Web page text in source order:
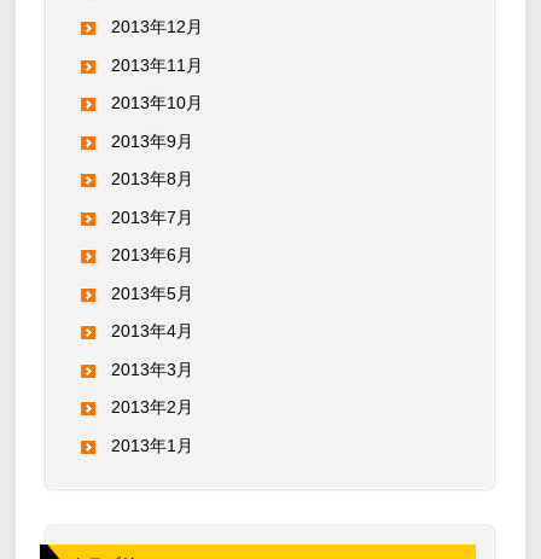
2013年12月
2013年11月
2013年10月
2013年9月
2013年8月
2013年7月
2013年6月
2013年5月
2013年4月
2013年3月
2013年2月
2013年1月